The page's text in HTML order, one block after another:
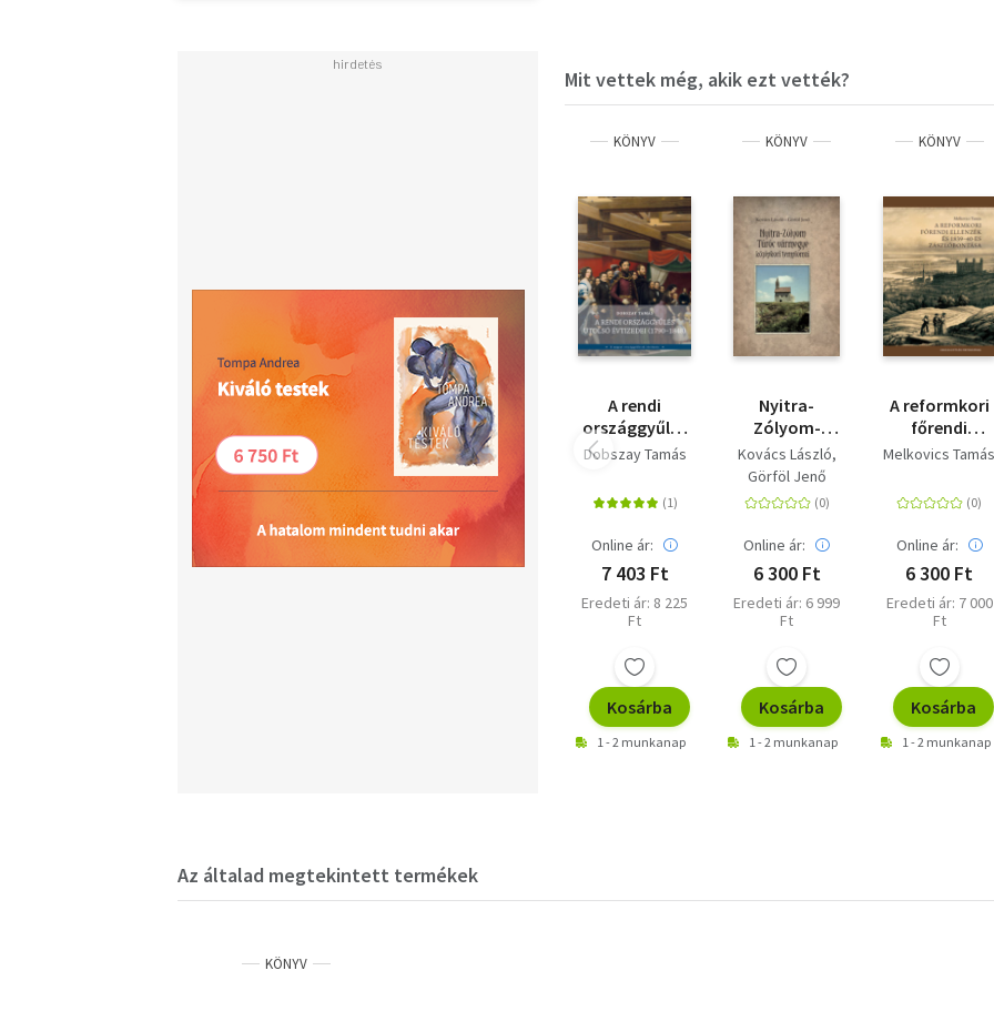
lehetnek kétségeink, ugyanakkor életrajzát azért is fontos
megismernünk, mert többek között arra a kérdésre is választ
kaphatunk, hogy miként sodródtak a korábbi különítményesek
fajvédők az 1944/1945-ös ellenállás oldalára. Kováts története
véletlenek, hanem a nagyon is világos törvényszerűségek uralták.
Kiérdemelve ezáltal, hogy ha nem is a klasszikus életrajz
mentén, de mégis egy önálló történet keretében beszélhessünk
róluk.
Mit vettek még, akik ezt vették?
KÖNYV
A rendi
országgyűlés
utolsó
(1790-1848)
Dobszay Tamás
Online ár:
7 403 Ft
Eredeti ár: 8 225
Ft
Kosárba
1 - 2 munkanap
KÖNYV
Nyitra-
Zólyom-
Túróc
vármegye
középkori
templomai
Kovács László
Görföl Jenő
Online ár:
6 300 Ft
Eredeti ár: 6 999
Ft
Kosárba
1 - 2 munkanap
KÖNYV
A reformkori
főrendi
ellenzék és
zászlóbontása
Melkovics Tamás
Online ár:
6 300 Ft
Eredeti ár: 7 000
Ft
Kosárba
1 - 2 munkanap
Az általad megtekintett termékek
KÖNYV